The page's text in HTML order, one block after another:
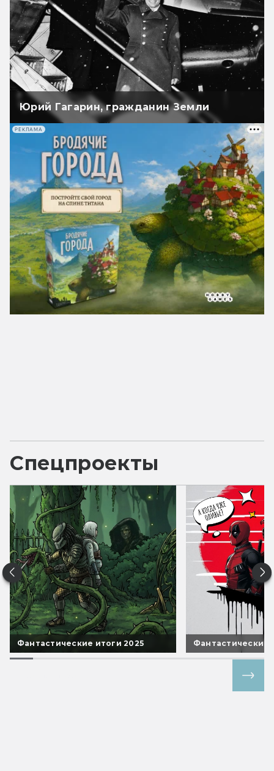
Юрий Гагарин, гражданин Земли
РЕКЛАМА
Спецпроекты
Фантастические итоги 2025 Фантастические